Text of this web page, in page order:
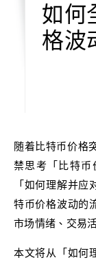
如何
格波
随着比特币价格突然下跌并跌破77000美元，许多投资者不
禁思考「比特币
「如何理解并
特币价格波动的
市场情绪、交易
本文将从「如何